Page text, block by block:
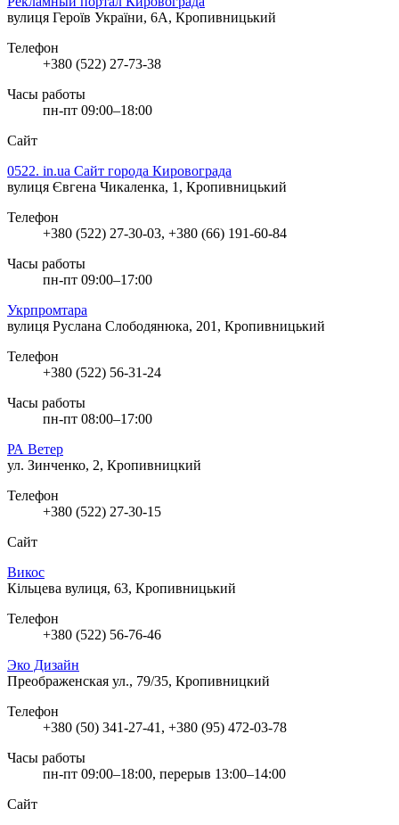
вулиця Героїв України, 6А, Кропивницький
Телефон
+380 (522) 27-73-38
Часы работы
пн-пт 09:00–18:00
Сайт
0522. in.ua Сайт города Кировограда
вулиця Євгена Чикаленка, 1, Кропивницький
Телефон
+380 (522) 27-30-03, +380 (66) 191-60-84
Часы работы
пн-пт 09:00–17:00
Укрпромтара
вулиця Руслана Слободянюка, 201, Кропивницький
Телефон
+380 (522) 56-31-24
Часы работы
пн-пт 08:00–17:00
РА Ветер
ул. Зинченко, 2, Кропивницкий
Телефон
+380 (522) 27-30-15
Сайт
Викос
Кільцева вулиця, 63, Кропивницький
Телефон
+380 (522) 56-76-46
Эко Дизайн
Преображенская ул., 79/35, Кропивницкий
Телефон
+380 (50) 341-27-41, +380 (95) 472-03-78
Часы работы
пн-пт 09:00–18:00, перерыв 13:00–14:00
Сайт